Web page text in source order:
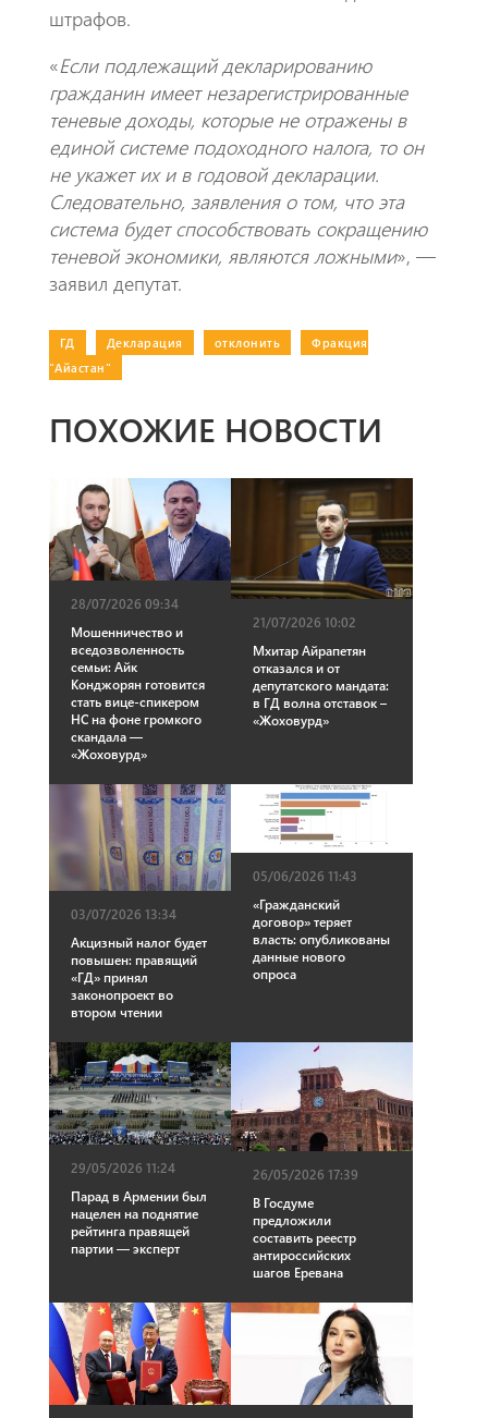
штрафов.
«Если подлежащий декларированию
гражданин имеет незарегистрированные
теневые доходы, которые не отражены в
единой системе подоходного налога, то он
не укажет их и в годовой декларации.
Следовательно, заявления о том, что эта
система будет способствовать сокращению
теневой экономики, являются ложными», —
заявил депутат.
ГД Декларация отклонить
Фракция
"Айастан"
ПОХОЖИЕ НОВОСТИ
28/07/2026 09:34
Мошенничество и
вседозволенность
семьи: Айк
Конджорян готовится
стать вице-спикером
НС на фоне громкого
скандала —
«Жоховурд»
21/07/2026 10:02
Мхитар Айрапетян
отказался и от
депутатского мандата:
в ГД волна отставок –
«Жоховурд»
03/07/2026 13:34
Акцизный налог будет
повышен: правящий
«ГД» принял
законопроект во
втором чтении
05/06/2026 11:43
«Гражданский
договор» теряет
власть: опубликованы
данные нового
опроса
29/05/2026 11:24
Парад в Армении был
нацелен на поднятие
рейтинга правящей
партии — эксперт
26/05/2026 17:39
В Госдуме
предложили
составить реестр
антироссийских
шагов Еревана